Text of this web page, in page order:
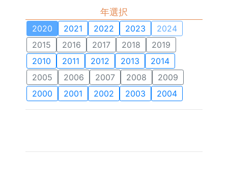
年選択
2020 2021 2022 2023
2024
2015
2016 2017 2018
2019
2010
2011 2012 2013
2014
2005
2006 2007 2008
2009
2000
2001 2002 2003 2004